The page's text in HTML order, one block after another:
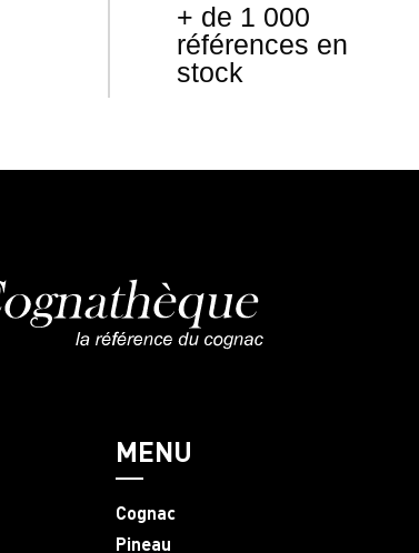
+ de 1 000
références en
stock
MENU
Cognac
Pineau